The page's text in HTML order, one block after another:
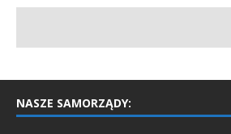
NASZE SAMORZĄDY: